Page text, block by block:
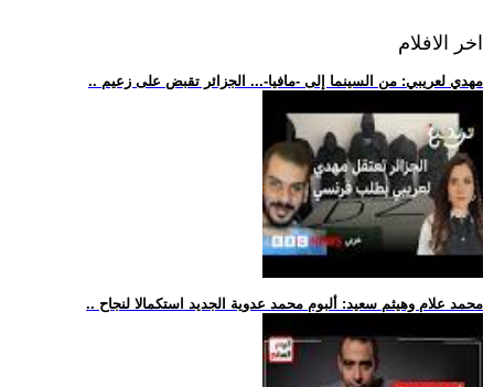
اخر الافلام
.. مهدي لعريبي: من السينما إلى -مافيا-... الجزائر تقبض على زعيم
.. محمد علام وهيثم سعيد: ألبوم محمد عدوية الجديد استكمالا لنجاح